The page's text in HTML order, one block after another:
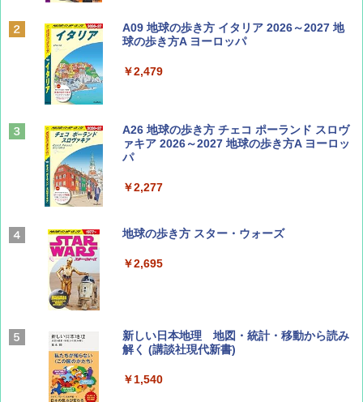
Coyote No.89 特集 星野道夫 夢見る旅
山と溪谷 2026年8月号「南アルプス大全」
￥1,540
AIRLINE（エアライン）2026年9月号【特
BE-PAL(ビ-パル) 2026年 9 月号【特別付録:
SOTO ミニマル"旅"財布 ランダム2種】
￥1,500
A09 地球の歩き方 イタリア 2026～2027 地
球の歩き方A ヨーロッパ
￥2,479
A26 地球の歩き方 チェコ ポーランド スロヴ
ァキア 2026～2027 地球の歩き方A ヨーロッ
パ
￥2,277
地球の歩き方 スター・ウォーズ
￥2,695
新しい日本地理 地図・統計・移動から読み
解く (講談社現代新書)
￥1,540